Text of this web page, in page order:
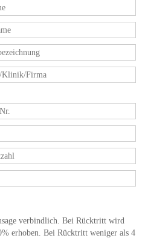
verbindlich. Bei Rücktritt wird
erhoben. Bei Rücktritt weniger als 4